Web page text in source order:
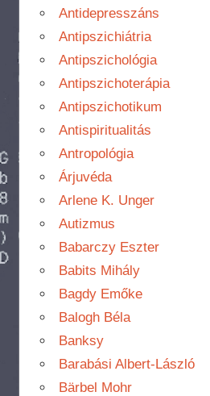
Antidepresszáns
Antipszichiátria
Antipszichológia
Antipszichoterápia
Antipszichotikum
Antispiritualitás
Antropológia
Árjuvéda
Arlene K. Unger
Autizmus
Babarczy Eszter
Babits Mihály
Bagdy Emőke
Balogh Béla
Banksy
Barabási Albert-László
Bärbel Mohr